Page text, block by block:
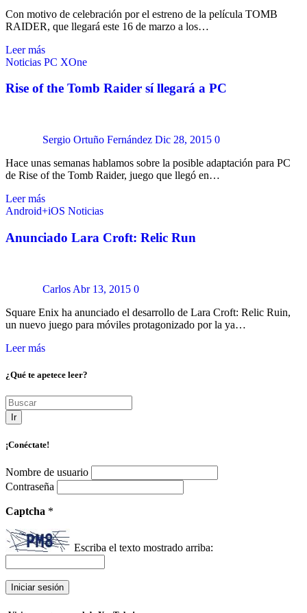
Con motivo de celebración por el estreno de la película TOMB
RAIDER, que llegará este 16 de marzo a los…
Leer más
Noticias PC XOne
Rise of the Tomb Raider sí llegará a PC
Sergio Ortuño Fernández Dic 28, 2015 0
Hace unas semanas hablamos sobre la posible adaptación para PC
de Rise of the Tomb Raider, juego que llegó en…
Leer más
Android+iOS Noticias
Anunciado Lara Croft: Relic Run
Carlos Abr 13, 2015 0
Square Enix ha anunciado el desarrollo de Lara Croft: Relic Ruin,
un nuevo juego para móviles protagonizado por la ya…
Leer más
¿Qué te apetece leer?
Ir
¡Conéctate!
Nombre de usuario
Contraseña
Captcha *
Escriba el texto mostrado arriba: